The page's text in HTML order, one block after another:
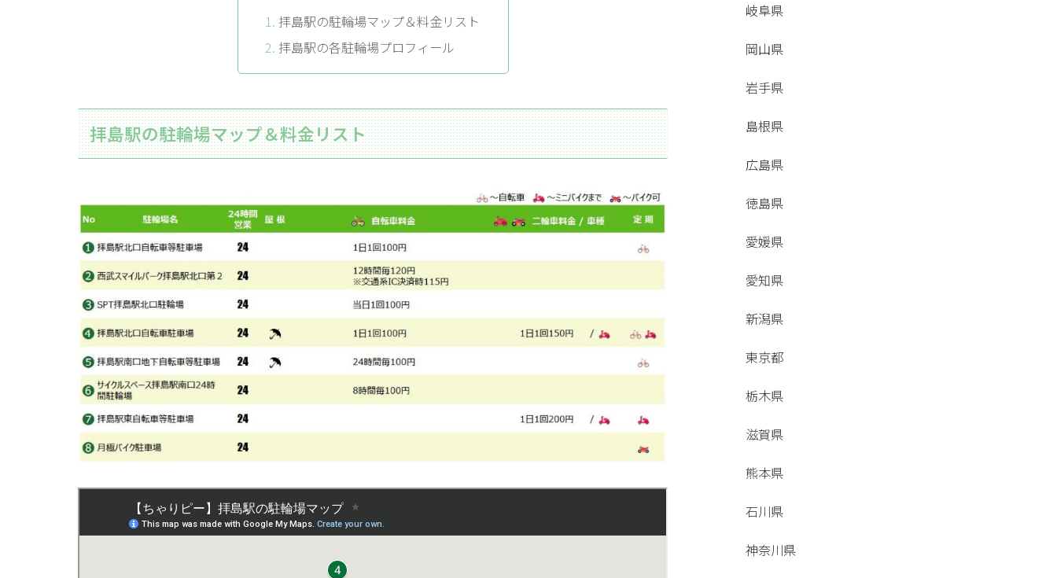
拝島駅の駐輪場マップ＆料金リスト
拝島駅の各駐輪場プロフィール
拝島駅の駐輪場マップ＆料金リスト
岐阜県
岡山県
岩手県
島根県
広島県
徳島県
愛媛県
愛知県
新潟県
東京都
栃木県
滋賀県
熊本県
石川県
神奈川県